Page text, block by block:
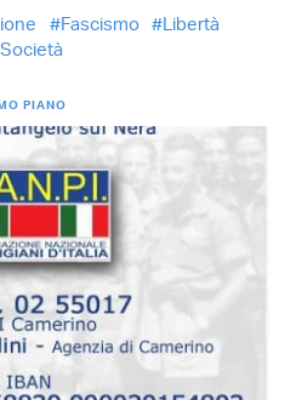
Fascismo
Libertà
Società
PIANO